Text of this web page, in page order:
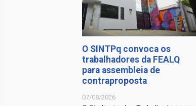
O SINTPq convoca os
trabalhadores da FEALQ
para assembleia de
contraproposta
07/08/2026